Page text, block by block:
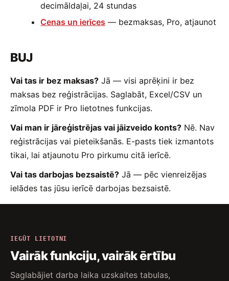
decimāldaļai, 24 stundas
Cenas un ierīces — bezmaksas, Pro, atjaunot
BUJ
Vai tas ir bez maksas? Jā — visi aprēķini ir bez
maksas bez reģistrācijas. Saglabāt, Excel/CSV un
zīmola PDF ir Pro lietotnes funkcijas.
Vai man ir jāreģistrējas vai jāizveido konts? Nē. Nav
reģistrācijas vai pieteikšanās. E-pasts tiek izmantots
tikai, lai atjaunotu Pro pirkumu citā ierīcē.
Vai tas darbojas bezsaistē? Jā — pēc vienreizējas
ielādes tas jūsu ierīcē darbojas bezsaistē.
IEGŪT LIETOTNI
Vairāk funkciju, vairāk ērtību
Saglabājiet darba laika uzskaites tabulas,